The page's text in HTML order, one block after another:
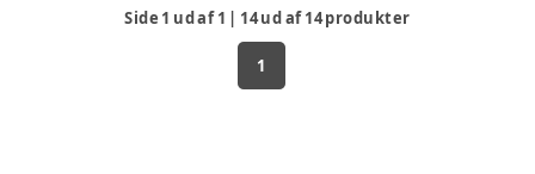
Side 1 ud af1 | 14ud af14produkter
1